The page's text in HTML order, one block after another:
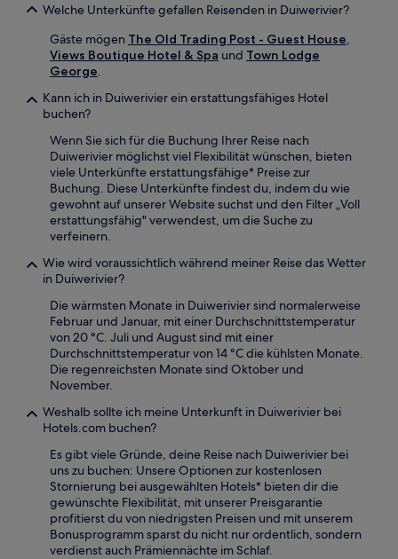
Welche Unterkünfte gefallen Reisenden in Duiwerivier?
Gäste mögen The Old Trading Post - Guest House,
Views Boutique Hotel & Spa und Town Lodge
George.
Kann ich in Duiwerivier ein erstattungsfähiges Hotel
buchen?
Wenn Sie sich für die Buchung Ihrer Reise nach
Duiwerivier möglichst viel Flexibilität wünschen, bieten
viele Unterkünfte erstattungsfähige* Preise zur
Buchung. Diese Unterkünfte findest du, indem du wie
gewohnt auf unserer Website suchst und den Filter „Voll
erstattungsfähig" verwendest, um die Suche zu
verfeinern.
Wie wird voraussichtlich während meiner Reise das Wetter
in Duiwerivier?
Die wärmsten Monate in Duiwerivier sind normalerweise
Februar und Januar, mit einer Durchschnittstemperatur
von 20 °C. Juli und August sind mit einer
Durchschnittstemperatur von 14 °C die kühlsten Monate.
Die regenreichsten Monate sind Oktober und
November.
Weshalb sollte ich meine Unterkunft in Duiwerivier bei
Hotels.com buchen?
Es gibt viele Gründe, deine Reise nach Duiwerivier bei
uns zu buchen: Unsere Optionen zur kostenlosen
Stornierung bei ausgewählten Hotels* bieten dir die
gewünschte Flexibilität, mit unserer Preisgarantie
profitierst du von niedrigsten Preisen und mit unserem
Bonusprogramm sparst du nicht nur ordentlich, sondern
verdienst auch Prämiennächte im Schlaf.